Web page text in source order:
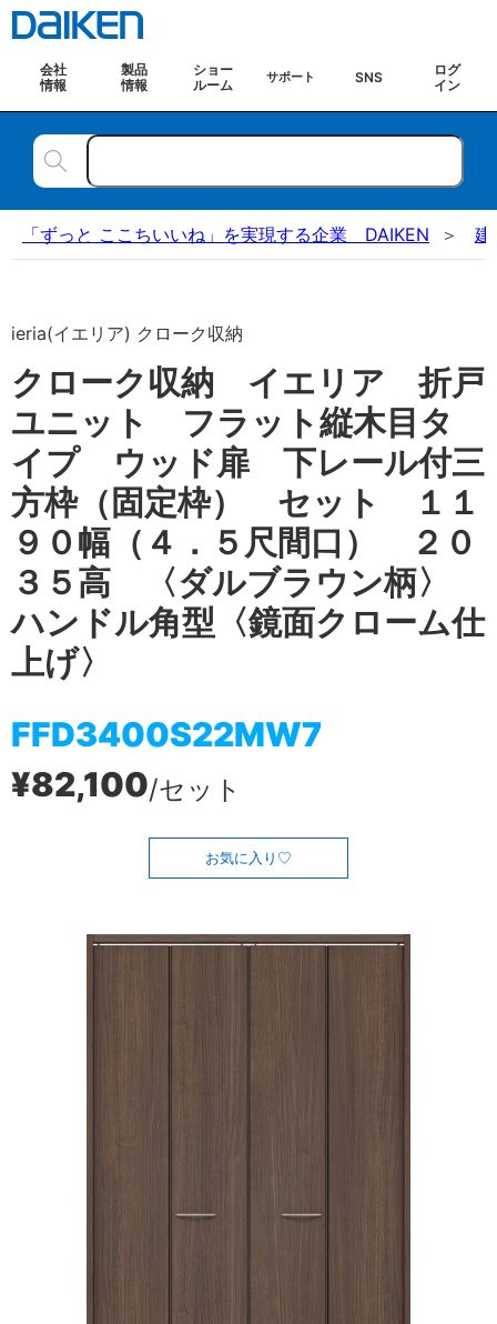
会社
情報
製品
情報
ショー
ルーム
サポート SNS
ログ
イン
「ずっと ここちいいね」を実現する企業 DAIKEN 建
ieria(イエリア) クローク収納
クローク収納 イエリア 折戸
ユニット フラット縦木目タ
イプ ウッド扉 下レール付三
方枠（固定枠） セット １１
９０幅（４．５尺間口） ２０
３５高 〈ダルブラウン柄〉
ハンドル角型〈鏡面クローム仕
上げ〉
FFD3400S22MW7
¥82,100/セット
お気に入り